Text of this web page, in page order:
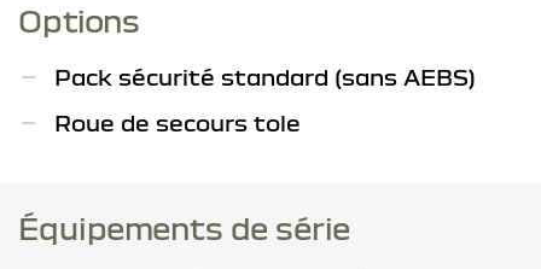
Options
Pack sécurité standard (sans AEBS)
Roue de secours tole
Équipements de série